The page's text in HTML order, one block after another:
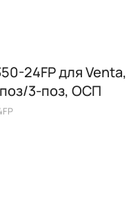
24FP для Venta,
3-поз, ОСП